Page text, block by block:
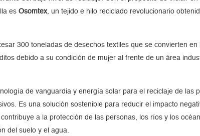
esOsomtex, un tejido e hilo reciclado revolucionario
300 toneladas de desechos textiles que se convierten
debido a su condición de mujer al frente de un área
de vanguardia y energía solar para el reciclaje de las
Es una solución sostenible para reducir el impacto
a la protección de las personas, los ríos y los
del suelo y el agua.